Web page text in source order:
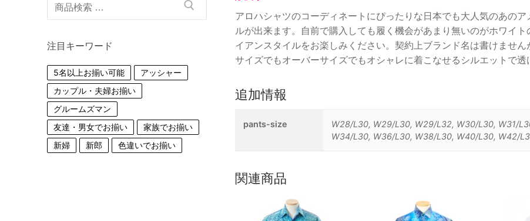
個
アロハシャツのコーディネートにぴったりな日本でも大人気のあの
ルが出来ます。自前で購入しても履く機会があまり無いのがホワイ
イアンスタイルをお楽しみください。契約上ブランド名は書けませ
サイズでもオーバーサイズでもオシャレに着こなせるシルエットで透
追加情報
pants-size
W28/L30, W29/L30, W29/L32, W30/L30, W31/
W34/L30, W36/L30, W38/L30, W40/L30, W42/
関連商品
索
象:
注目キーワード
5名以上お揃い可能
アッシャー
カップル・夫婦お揃い
グルームズマン
友達・男女でお揃い
家族でお揃い
新婦
新郎 色違いでお揃い